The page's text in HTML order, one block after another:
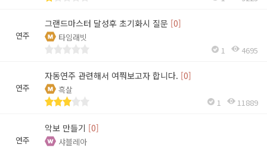
연주
그랜드마스터 달성후 초기화시 질문 [0]
타임래빗
1
4695
연주
자동연주 관련해서 여쭤보고자 합니다. [0]
흑살
1
11889
연주
악보 만들기 [0]
샤블레아